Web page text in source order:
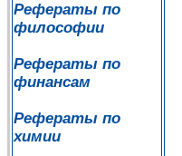
Рефераты по
философии
Рефераты по
финансам
Рефераты по
химии